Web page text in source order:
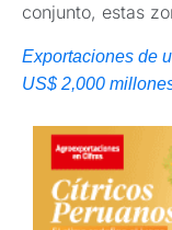
conjunto, estas
Exportaciones de
US$ 2,000